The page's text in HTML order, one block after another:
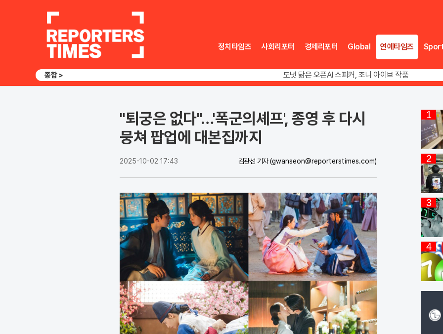
정치타임즈
사회리포터 경제리포터 Global 연예타임즈
종합 >
도넛 닮은 오픈AI 스피커, 조니 아이브 작품
아파트 방에서 들린 쉭쉭 소리‥코브라였다
"퇴궁은 없다"…'폭군의셰프', 종영 후 다시
뭉쳐 팝업에 대본집까지
2025-10-02 17:43 김관선 기자 (gwanseon@reporterstimes.com)
1
2
3
4